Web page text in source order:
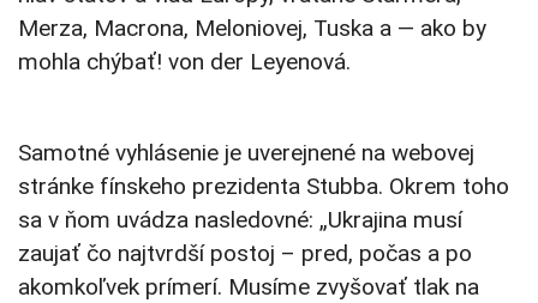
Merza, Macrona, Meloniovej, Tuska a — ako by
mohla chýbať! von der Leyenová.
Samotné vyhlásenie je uverejnené na webovej
stránke fínskeho prezidenta Stubba. Okrem toho
sa v ňom uvádza nasledovné: „Ukrajina musí
zaujať čo najtvrdší postoj – pred, počas a po
akomkoľvek prímerí. Musíme zvyšovať tlak na